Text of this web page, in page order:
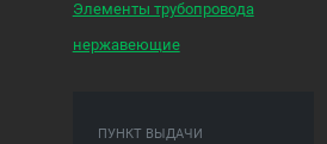
Элементы трубопровода
нержавеющие
ПУНКТ ВЫДАЧИ